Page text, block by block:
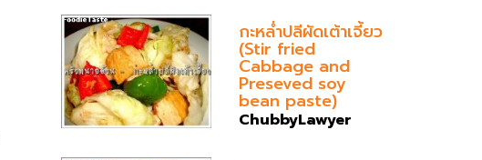
กะหล่ำปลีผัดเต้าเจี้ยว
(Stir fried
Cabbage and
Preseved soy
bean paste)
ChubbyLawyer